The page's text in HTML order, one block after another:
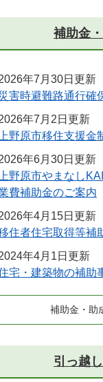
補助金
年7月30日更新
害時避難路通行確
年7月2日更新
上野原市移住支援金
年6月30日更新
上野原市やまなし
費補助金のご案内
年4月15日更新
住者住宅取得等補
年4月1日更新
宅・建築物の補助
補助金・助
引っ越